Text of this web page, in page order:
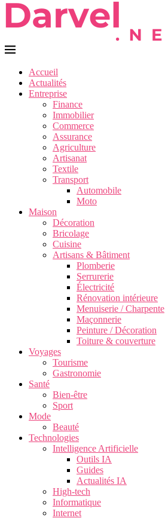
Accueil
Actualités
Entreprise
Finance
Immobilier
Commerce
Assurance
Agriculture
Artisanat
Textile
Transport
Automobile
Moto
Maison
Décoration
Bricolage
Cuisine
Artisans & Bâtiment
Plomberie
Serrurerie
Électricité
Rénovation intérieure
Menuiserie / Charpente
Maçonnerie
Peinture / Décoration
Toiture & couverture
Voyages
Tourisme
Gastronomie
Santé
Bien-être
Sport
Mode
Beauté
Technologies
Intelligence Artificielle
Outils IA
Guides
Actualités IA
High-tech
Informatique
Internet